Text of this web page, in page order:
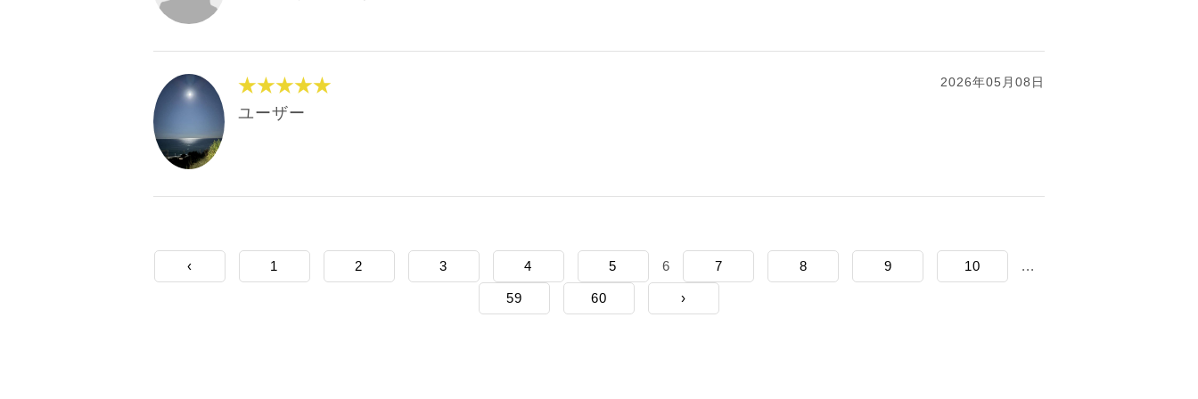
★★★★★ 2026年05月08日
ユーザー
‹ 1 2 3 4 5 6 7 8 9 10 ...
59 60 ›